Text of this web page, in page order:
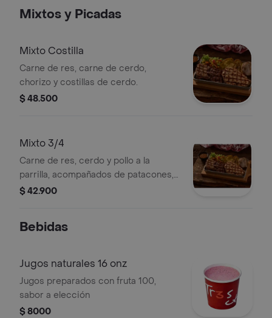
Mixtos y Picadas
Mixto Costilla
Carne de res, carne de cerdo,
chorizo y costillas de cerdo.
$ 48.500
Mixto 3/4
Carne de res, cerdo y pollo a la
parrilla, acompañados de patacones,
arepa y ensalada.
$ 42.900
Bebidas
Jugos naturales 16 onz
Jugos preparados con fruta 100,
sabor a elección
$ 8000